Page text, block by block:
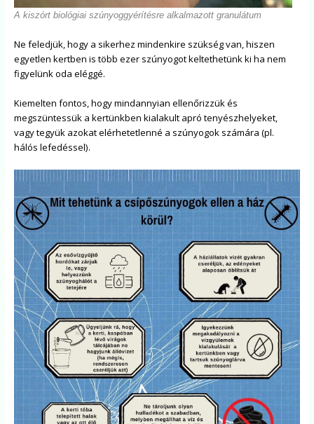
A kiszórt biológiai szúnyoggyérítésre alkalmazott granulátum
Ne feledjük, hogy a sikerhez mindenkire szükség van, hiszen
egyetlen kertben is több ezer szúnyogot keltethetünk ki ha nem
figyelünk oda eléggé.
Kiemelten fontos, hogy mindannyian ellenőrizzük és
megszüntessük a kertünkben kialakult apró tenyészhelyeket,
vagy tegyük azokat elérhetetlenné a szúnyogok számára (pl.
hálós lefedéssel).